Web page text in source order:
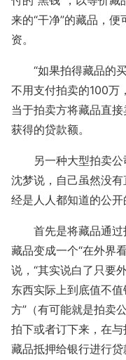
来的“干净”的藏品，
资。
“如果拍得藏品的
不用支付拍卖的100万
当于拍卖方将藏品直接
获得的贷款额。
另一种大型拍卖
沈梦说，自己虽然没
经是人人都知道的公开
首先是将藏品通
藏品变成一个“在外界
说，“其实说白了只要
东西实际上到底值不
方”（有可能就是拍卖
拍下或者订下来，在
藏品抵押给银行进行